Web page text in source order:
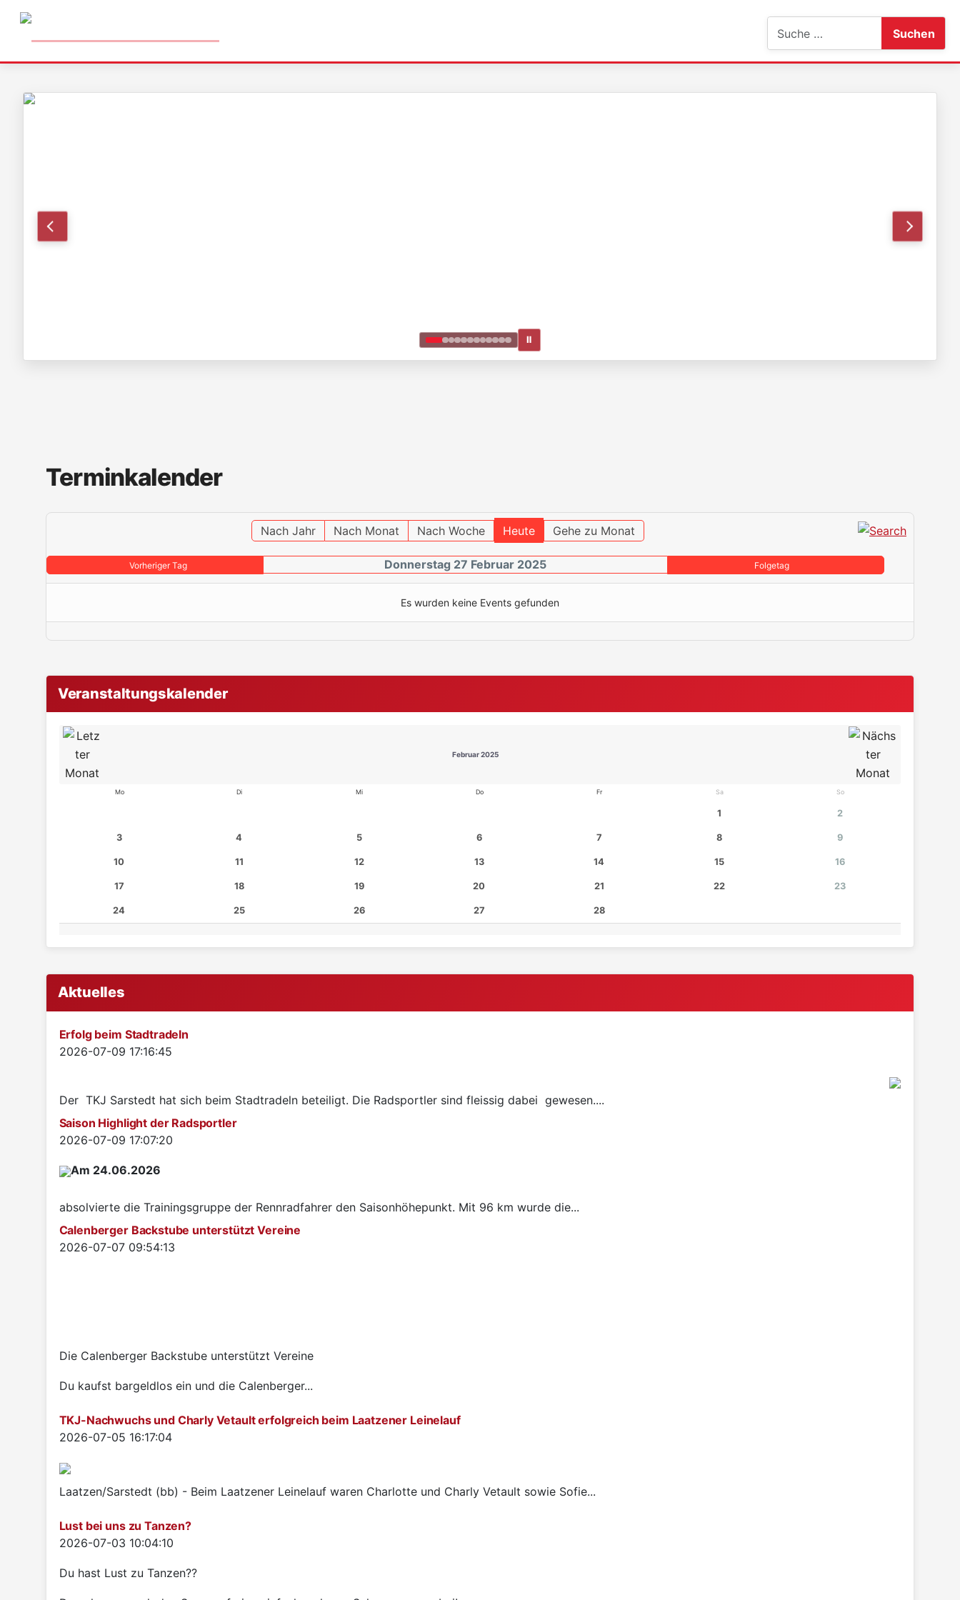
Suchen
Ⅱ
Terminkalender
Nach Jahr Nach Monat Nach Woche Heute Gehe zu Monat
Vorheriger Tag Donnerstag 27 Februar 2025 Folgetag
Es wurden keine Events gefunden
Veranstaltungskalender
Februar 2025
Mo Di Mi Do Fr Sa So
1 2
3 4 5 6 7 8 9
10 11 12 13 14 15 16
17 18 19 20 21 22 23
24 25 26 27 28
Aktuelles
Erfolg beim Stadtradeln
Details
2026-07-09 17:16:45
Der TKJ Sarstedt hat sich beim Stadtradeln beteiligt. Die Radsportler sind fleissig dabei gewesen....
Saison Highlight der Radsportler
Details
2026-07-09 17:07:20
Am 24.06.2026
absolvierte die Trainingsgruppe der Rennradfahrer den Saisonhöhepunkt. Mit 96 km wurde die...
Calenberger Backstube unterstützt Vereine
Details
2026-07-07 09:54:13
Die Calenberger Backstube unterstützt Vereine
Du kaufst bargeldlos ein und die Calenberger...
TKJ-Nachwuchs und Charly Vetault erfolgreich beim Laatzener Leinelauf
Details
2026-07-05 16:17:04
Laatzen/Sarstedt (bb) - Beim Laatzener Leinelauf waren Charlotte und Charly Vetault sowie Sofie...
Lust bei uns zu Tanzen?
Details
2026-07-03 10:04:10
Du hast Lust zu Tanzen??